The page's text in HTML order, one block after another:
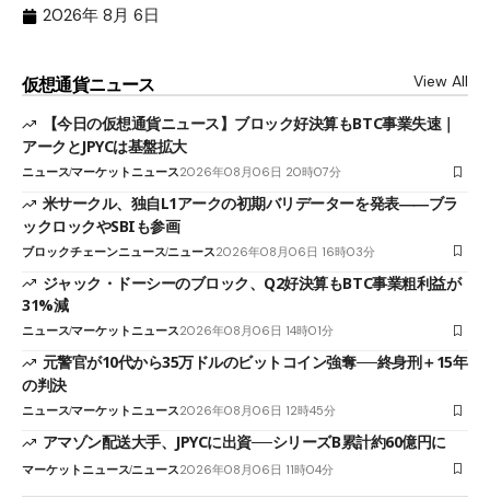
2026年 8月 6日
仮想通貨ニュース View All
【今日の仮想通貨ニュース】ブロック好決算もBTC事業失速｜
アークとJPYCは基盤拡大
ニュースマーケットニュース2026年08月06日 20時07分
米サークル、独自L1アークの初期バリデーターを発表――ブラ
ックロックやSBIも参画
ブロックチェーンニュースニュース2026年08月06日 16時03分
ジャック・ドーシーのブロック、Q2好決算もBTC事業粗利益が
31%減
ニュースマーケットニュース2026年08月06日 14時01分
元警官が10代から35万ドルのビットコイン強奪──終身刑＋15年
の判決
ニュースマーケットニュース2026年08月06日 12時45分
アマゾン配送大手、JPYCに出資──シリーズB累計約60億円に
マーケットニュースニュース2026年08月06日 11時04分